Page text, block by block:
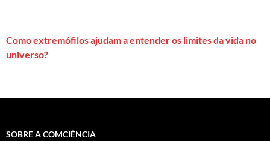
Como extremófilos ajudam a entender os limites da vida no
universo?
SOBRE A COMCIÊNCIA